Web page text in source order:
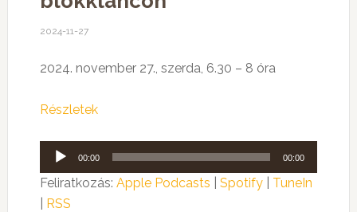
2024-11-27
2024. november 27., szerda, 6.30 – 8 óra
Részletek
Audió
lejátszó
00:00 00:00
Feliratkozás: Apple Podcasts Spotify| TuneIn
RSS